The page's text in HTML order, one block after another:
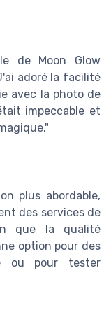
de Moon Glow
adoré la facilité
avec la photo de
impeccable et
plus abordable,
des services de
que la qualité
option pour des
ou pour tester